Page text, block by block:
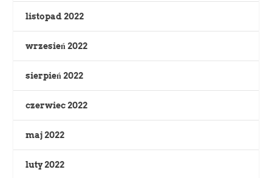
listopad 2022
wrzesień 2022
sierpień 2022
czerwiec 2022
maj 2022
luty 2022